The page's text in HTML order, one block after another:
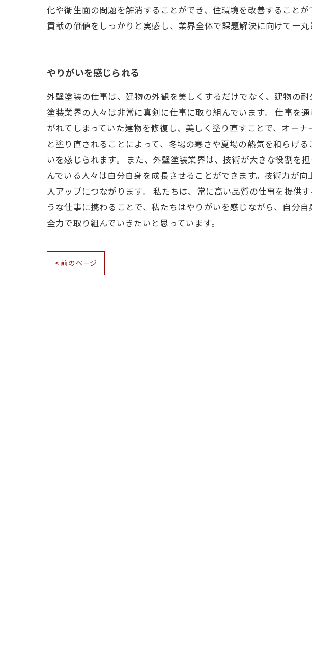
化や衛生面の問題を解消することができ、住環境を改善すること
貢献の価値をしっかりと実感し、業界全体で課題解決に向けて一丸
やりがいを感じられる
外壁塗装の仕事は、建物の外観を美しくするだけでなく、建物の
塗装業界の人々は非常に真剣に仕事に取り組んでいます。 仕事を
がれてしまっていた建物を修復し、美しく塗り直すことで、オー
と塗り直されることによって、冬場の寒さや夏場の熱気を和らげ
いを感じられます。 また、外壁塗装業界は、技術が大きな役割を
んでいる人々は自分自身を成長させることができます。技術力が
入アップにつながります。 私たちは、常に高い品質の仕事を提供
うな仕事に携わることで、私たちはやりがいを感じながら、自分
全力で取り組んでいきたいと思っています。
< 前のページ